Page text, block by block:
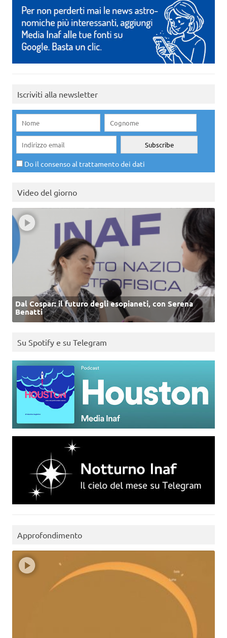
Iscriviti alla newsletter
Do il consenso al trattamento dei dati
Video del giorno
Dal Cospar: il futuro degli esopianeti, con Serena
Benatti
Su Spotify e su Telegram
Approfondimento